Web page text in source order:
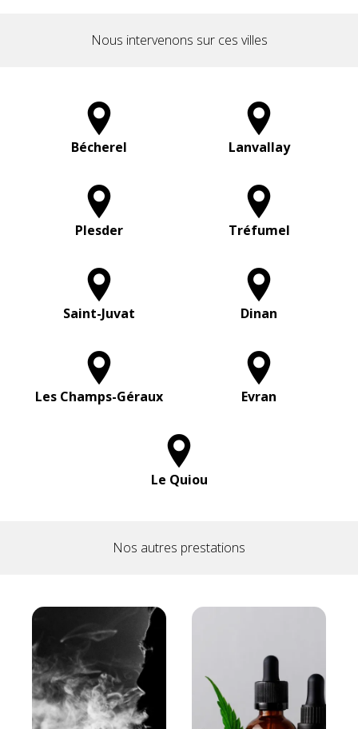
Nous intervenons sur ces villes
Bécherel Lanvallay
Plesder Tréfumel
Saint-Juvat Dinan
Les Champs-Géraux Evran
Le Quiou
Nos autres prestations